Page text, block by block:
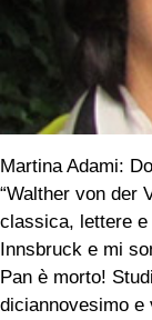
Martina Adami:
“Walther von der
classica, lettere e
Innsbruck e mi
Pan è morto!
diciannovesimo e